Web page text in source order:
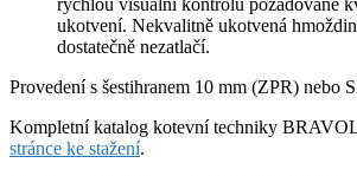
ukotvení. Nekvalitně ukotvená
dostatečně nezatlačí.
Provedení s šestihranem 10 mm (ZPR) nebo
Kompletní katalog kotevní techniky
stránce ke stažení.